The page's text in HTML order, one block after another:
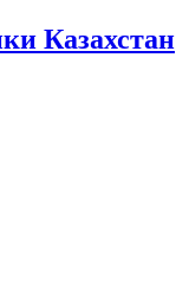
Казахстан